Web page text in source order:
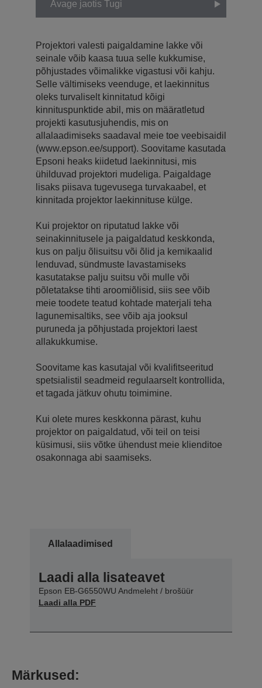
Avage jaotis Tugi
Projektori valesti paigaldamine lakke või
seinale võib kaasa tuua selle kukkumise,
põhjustades võimalikke vigastusi või kahju.
Selle vältimiseks veenduge, et laekinnitus
oleks turvaliselt kinnitatud kõigi
kinnituspunktide abil, mis on määratletud
projekti kasutusjuhendis, mis on
allalaadimiseks saadaval meie toe veebisaidil
(www.epson.ee/support). Soovitame kasutada
Epsoni heaks kiidetud laekinnitusi, mis
ühilduvad projektori mudeliga. Paigaldage
lisaks piisava tugevusega turvakaabel, et
kinnitada projektor laekinnituse külge.
Kui projektor on riputatud lakke või
seinakinnitusele ja paigaldatud keskkonda,
kus on palju õlisuitsu või õlid ja kemikaalid
lenduvad, sündmuste lavastamiseks
kasutatakse palju suitsu või mulle või
põletatakse tihti aroomiõlisid, siis see võib
meie toodete teatud kohtade materjali teha
lagunemisaltiks, see võib aja jooksul
puruneda ja põhjustada projektori laest
allakukkumise.
Soovitame kas kasutajal või kvalifitseeritud
spetsialistil seadmeid regulaarselt kontrollida,
et tagada jätkuv ohutu toimimine.
Kui olete mures keskkonna pärast, kuhu
projektor on paigaldatud, või teil on teisi
küsimusi, siis võtke ühendust meie klienditoe
osakonnaga abi saamiseks.
Allalaadimised
Laadi alla lisateavet
Epson EB-G6550WU Andmeleht / brošüür
Laadi alla PDF
Märkused: